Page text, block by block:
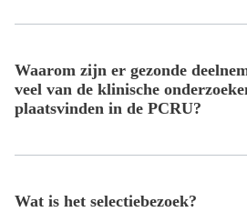
Waarom zijn er gezonde
veel van de klinische
plaatsvinden in de PCRU?
Wat is het selectiebezoek?